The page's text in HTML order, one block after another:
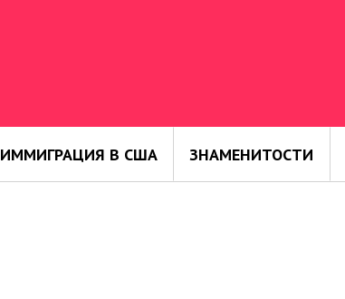
ИММИГРАЦИЯ В США ЗНАМЕНИТОСТИ